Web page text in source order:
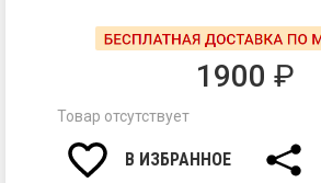
1900 ₽
Товар отсутствует
В ИЗБРАННОЕ